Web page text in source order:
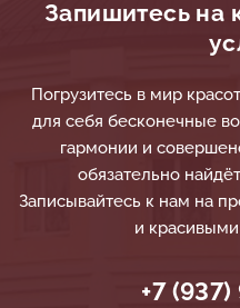
Запишитесь на
Погрузитесь в мир
для себя бесконечные
гармонии и
обязательно
Записывайтесь к нам на
и
+7